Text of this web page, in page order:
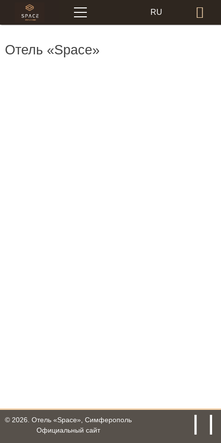
Меню RU
Отель «Space»
© 2026. Отель «Space», Симферополь
Официальный сайт